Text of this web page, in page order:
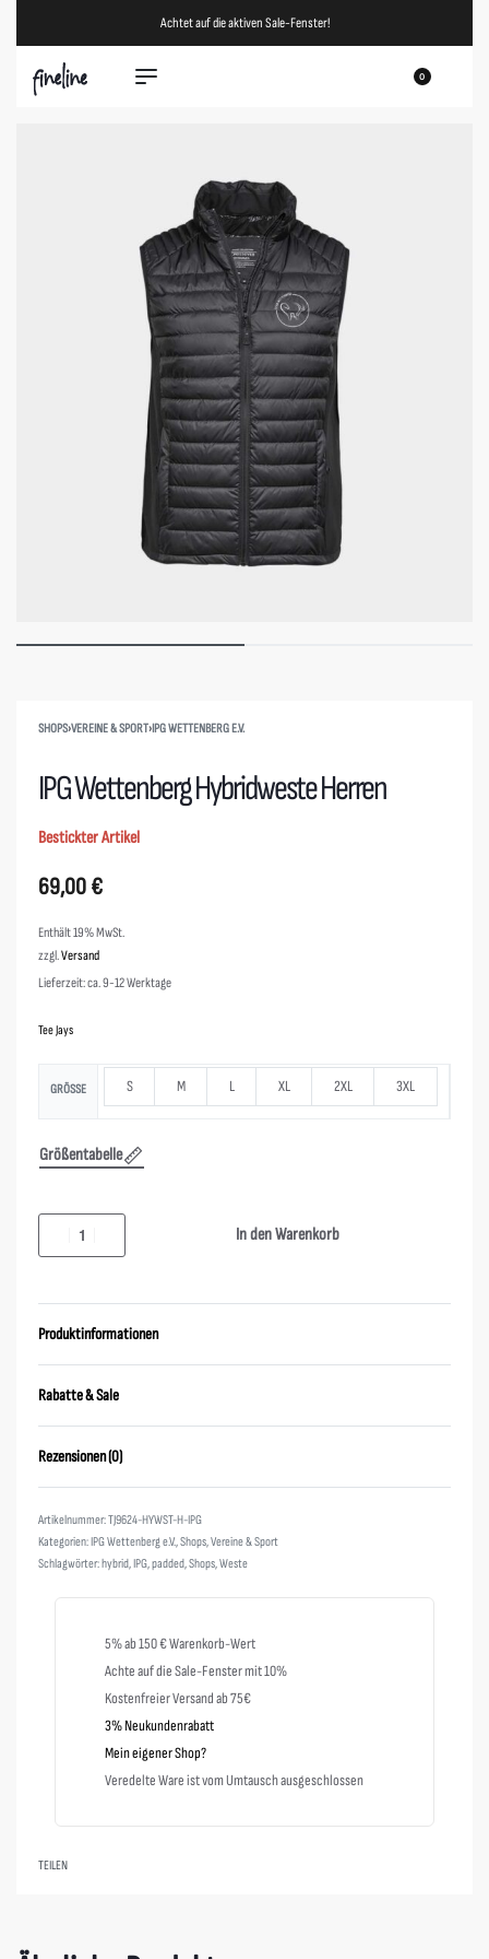
Achtet auf die aktiven Sale-Fenster!
0
SHOPS›VEREINE & SPORT›IPG WETTENBERG E.V.
IPG Wettenberg Hybridweste Herren
Bestickter Artikel
69,00€
Enthält 19% MwSt.
zzgl.Versand
Lieferzeit: ca. 9-12 Werktage
Tee Jays
GRÖSSE S M L XL 2XL 3XL
Größentabelle
In den Warenkorb
Produktinformationen
Rabatte & Sale
Rezensionen (0)
TJ9624-HYWST-H-IPG
Kategorien:IPG Wettenberg e.V.,Shops,Vereine & Sport
Schlagwörter:hybrid,IPG,padded,Shops,Weste
5% ab 150 € Warenkorb-Wert
Achte auf die Sale-Fenster mit 10%
Kostenfreier Versand ab 75€
3% Neukundenrabatt
Mein eigener Shop?
Veredelte Ware ist vom Umtausch ausgeschlossen
TEILEN